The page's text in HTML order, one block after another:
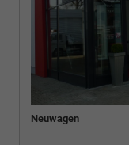
Neuwagen